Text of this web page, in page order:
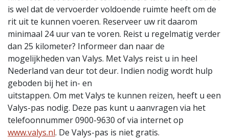
is wel dat de vervoerder voldoende ruimte heeft om de
rit uit te kunnen voeren. Reserveer uw rit daarom
minimaal 24 uur van te voren. Reist u regelmatig verder
dan 25 kilometer? Informeer dan naar de
mogelijkheden van Valys. Met Valys reist u in heel
Nederland van deur tot deur. Indien nodig wordt hulp
geboden bij het in- en
uitstappen. Om met Valys te kunnen reizen, heeft u een
Valys-pas nodig. Deze pas kunt u aanvragen via het
telefoonnummer 0900-9630 of via internet op
www.valys.nl. De Valys-pas is niet gratis.